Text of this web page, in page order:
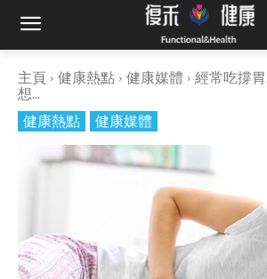
主頁 健康熱點 健康媒體
經常吃撐
想...
健康熱點
健康媒體